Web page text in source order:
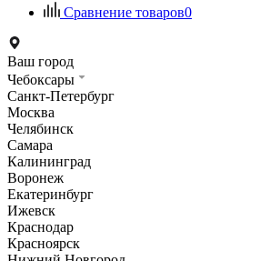
Сравнение товаров0
Ваш город
Чебоксары
Санкт-Петербург
Москва
Челябинск
Самара
Калининград
Воронеж
Екатеринбург
Ижевск
Краснодар
Красноярск